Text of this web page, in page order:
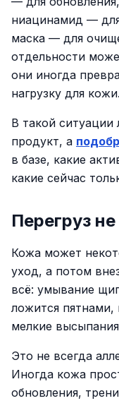
ниацинамид —
маска — для
отдельности
они иногда
нагрузку для кожи.
В такой
продукт, а
в базе, какие
какие сейчас
Перегруз
Кожа может
уход, а потом
всё: умывание
ложится
мелкие
Это не всегда
Иногда кожа
обновления,